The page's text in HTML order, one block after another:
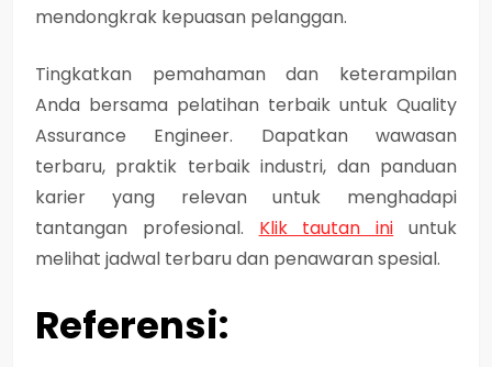
mendongkrak kepuasan pelanggan.
Tingkatkan pemahaman dan keterampilan
Anda bersama pelatihan terbaik untuk Quality
Assurance Engineer. Dapatkan wawasan
terbaru, praktik terbaik industri, dan panduan
karier yang relevan untuk menghadapi
tantangan profesional. Klik tautan ini untuk
melihat jadwal terbaru dan penawaran spesial.
Referensi: